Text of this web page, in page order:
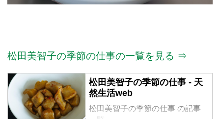
松田美智子の季節の仕事の一覧を見る ⇒
松田美智子の季節の仕事 - 天
然生活web
松田美智子の季節の仕事 の記事